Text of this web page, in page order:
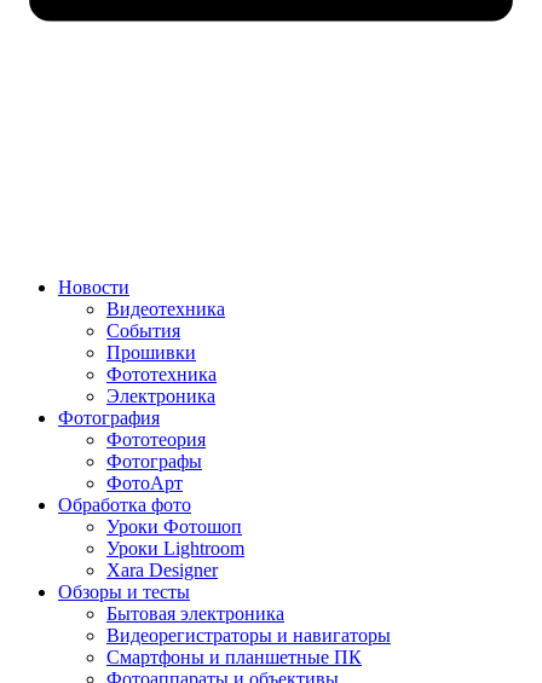
Новости
Видеотехника
События
Прошивки
Фототехника
Электроника
Фотография
Фототеория
Фотографы
ФотоАрт
Обработка фото
Уроки Фотошоп
Уроки Lightroom
Xara Designer
Обзоры и тесты
Бытовая электроника
Видеорегистраторы и навигаторы
Смартфоны и планшетные ПК
Фотоаппараты и объективы